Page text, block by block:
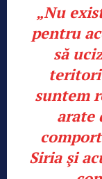
„Nu
pentru
să
suntem
arate
Siria şi